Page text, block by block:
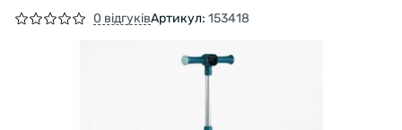
0 відгуківАртикул: 153418